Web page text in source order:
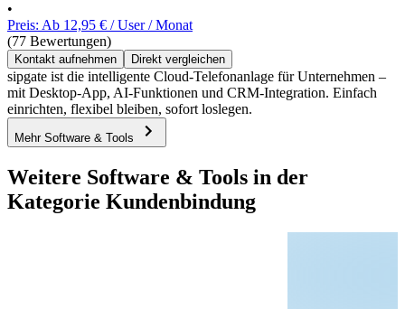
•
Preis: Ab 12,95 € / User / Monat
(77 Bewertungen)
Kontakt aufnehmen Direkt vergleichen
sipgate ist die intelligente Cloud-Telefonanlage für Unternehmen –
mit Desktop-App, AI-Funktionen und CRM-Integration. Einfach
einrichten, flexibel bleiben, sofort loslegen.
Mehr Software & Tools
Weitere Software & Tools in der
Kategorie Kundenbindung